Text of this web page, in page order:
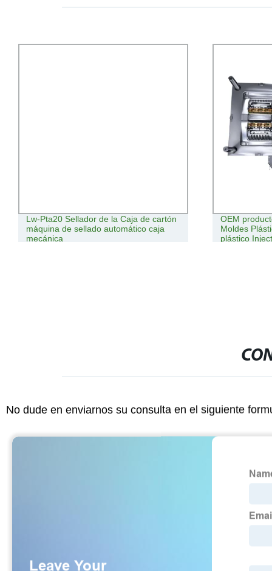
Lw-Pta20 Sellador de la Caja de cartón
máquina de sellado automático caja
mecánica
OEM
Moldes
plástico
No dude en enviarnos su consulta en el siguiente